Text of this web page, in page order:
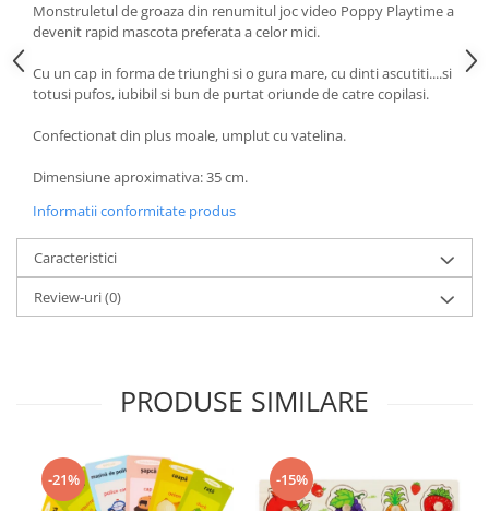
Monstruletul de groaza din renumitul joc video Poppy Playtime a
devenit rapid mascota preferata a celor mici.
Cu un cap in forma de triunghi si o gura mare, cu dinti ascutiti....si
totusi pufos, iubibil si bun de purtat oriunde de catre copilasi.
Confectionat din plus moale, umplut cu vatelina.
Dimensiune aproximativa: 35 cm.
Informatii conformitate produs
Caracteristici
Review-uri(0)
PRODUSE SIMILARE
-21% -15%